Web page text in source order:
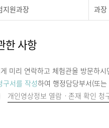
지원과장 과장
한 사항
미리 연락하고 체험관을 방문하
구서를 작성하여 행정담당부서(또
개인영상정보 열람ㆍ존재 확인 청